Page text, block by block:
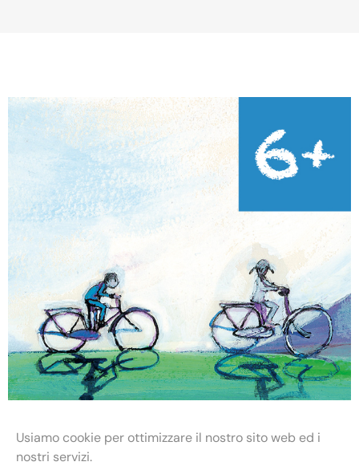
Usiamo cookie per ottimizzare il nostro sito web ed i
nostri servizi.
Più grande di un sogno
Jef Aerts